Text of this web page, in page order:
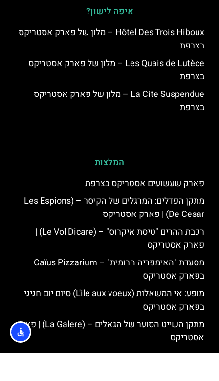
איפה לישון?
Hôtel Des Trois Hiboux – מלון של פארק אסטריקס
בצרפת
Les Quais de Lutèce – מלון של פארק אסטריקס
בצרפת
La Cite Suspendue – מלון של פארק אסטריקס
בצרפת
המלצות
פארק שעשועים אסטריקס בצרפת
מתקן הפדלים: המרגלים של הקיסר – (Les Espions
De Cesar) | פארק אסטריקס
רכבת ההרים "טיסת איקרוס" – (Le Vol Dicare) |
פארק אסטריקס
מסעדת "האימפריה הרומית" – Caïus Pizzarium
בפארק אסטריקס
מופע: אי המשאלות (L'ile aux voeux) סיום יום חגיגי
בפארק אסטריקס
מתקן השייט הסוער של הגאלים – (La Galere) | פארק
אסטריקס